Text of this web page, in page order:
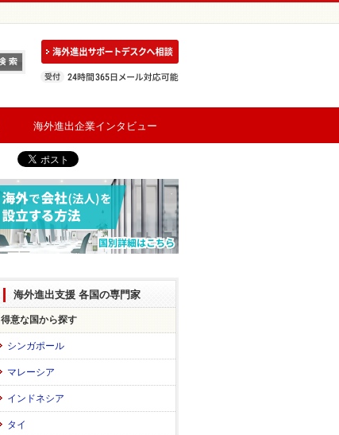
海外進出企業インタビュー
海外進出支援 各国の専門家
得意な国から探す
シンガポール
マレーシア
インドネシア
タイ